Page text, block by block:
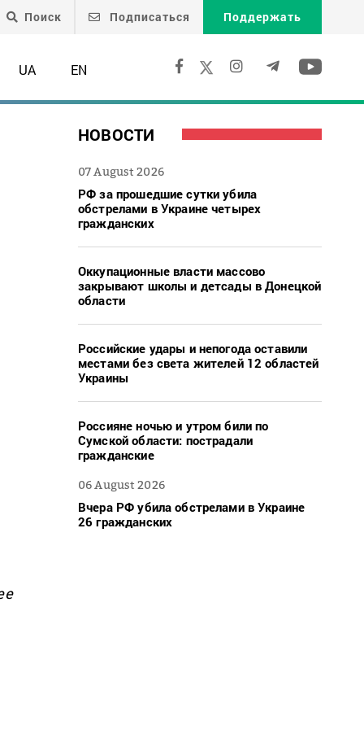
Поиск Подписаться Поддержать
UA EN
НОВОСТИ
07 August 2026
РФ за прошедшие сутки убила
обстрелами в Украине четырех
гражданских
Оккупационные власти массово
закрывают школы и детсады в Донецкой
области
Российские удары и непогода оставили
местами без света жителей 12 областей
Украины
Россияне ночью и утром били по
Сумской области: пострадали
гражданские
06 August 2026
Вчера РФ убила обстрелами в Украине
26 гражданских